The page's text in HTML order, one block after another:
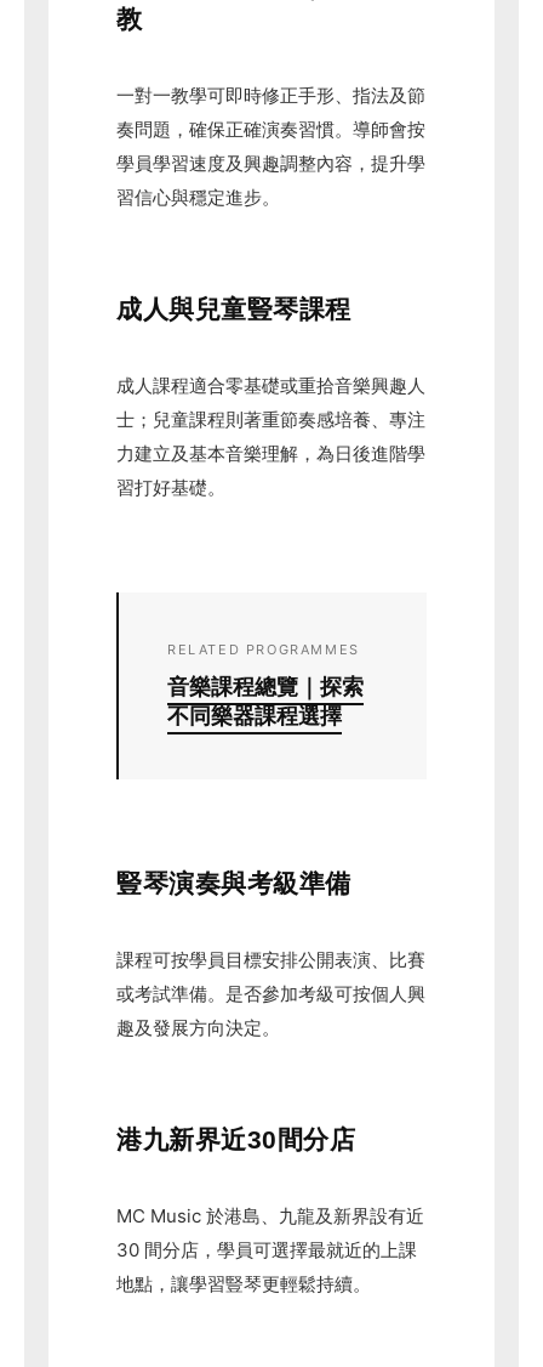
教
一對一教學可即時修正手形、指法及節
奏問題，確保正確演奏習慣。導師會按
學員學習速度及興趣調整內容，提升學
習信心與穩定進步。
成人與兒童豎琴課程
成人課程適合零基礎或重拾音樂興趣人
士；兒童課程則著重節奏感培養、專注
力建立及基本音樂理解，為日後進階學
習打好基礎。
RELATED PROGRAMMES
音樂課程總覽｜探索
不同樂器課程選擇
豎琴演奏與考級準備
課程可按學員目標安排公開表演、比賽
或考試準備。是否參加考級可按個人興
趣及發展方向決定。
港九新界近30間分店
MC Music 於港島、九龍及新界設有近
30 間分店，學員可選擇最就近的上課
地點，讓學習豎琴更輕鬆持續。